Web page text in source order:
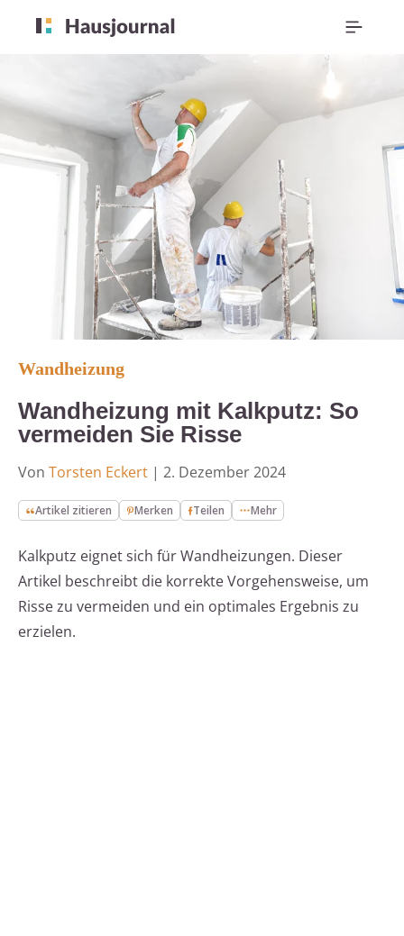
Wandheizung
Wandheizung mit Kalkputz: So
vermeiden Sie Risse
Von Torsten Eckert | 2. Dezember 2024
Artikel zitieren Merken Teilen Mehr
Kalkputz eignet sich für Wandheizungen. Dieser
Artikel beschreibt die korrekte Vorgehensweise, um
Risse zu vermeiden und ein optimales Ergebnis zu
erzielen.